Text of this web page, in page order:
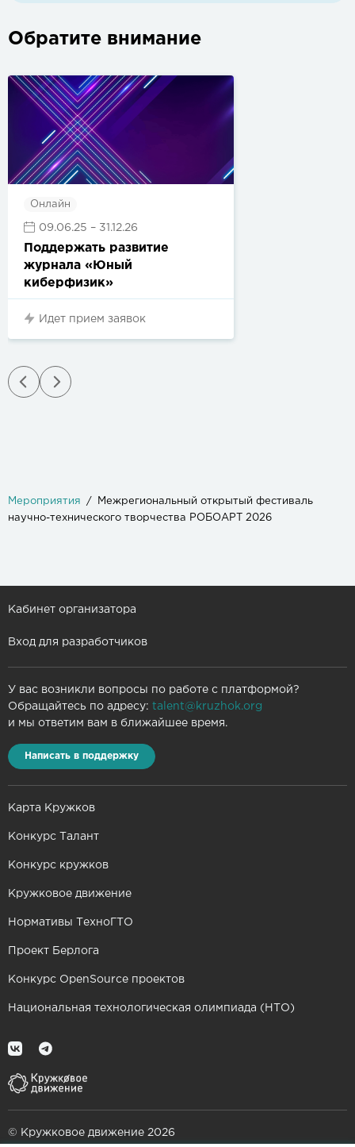
Обратите внимание
Онлайн
09.06.25 – 31.12.26
Поддержать развитие
журнала «Юный
киберфизик»
Идет прием заявок
Мероприятия
Межрегиональный открытый фестиваль
научно-технического творчества РОБОАРТ 2026
Кабинет организатора
Вход для разработчиков
У вас возникли вопросы по работе с платформой?
Обращайтесь по адресу: talent@kruzhok.org
и мы ответим вам в ближайшее время.
Написать в поддержку
Карта Кружков
Конкурс Талант
Конкурс кружков
Кружковое движение
Нормативы ТехноГТО
Проект Берлога
Конкурс OpenSource проектов
Национальная технологическая олимпиада (НТО)
© Кружковое движение 2026